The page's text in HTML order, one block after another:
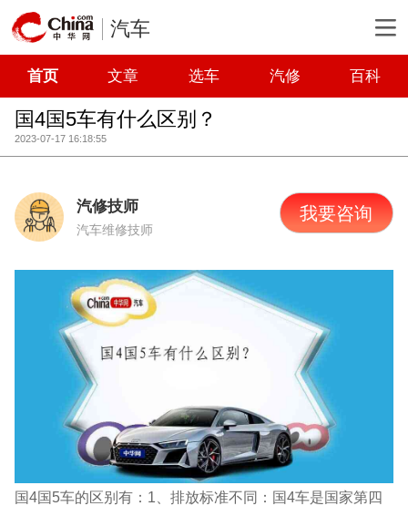
汽车
首页 文章 选车 汽修 百科
国4国5车有什么区别？
2023-07-17 16:18:55
汽修技师
汽车维修技师
我要咨询
国4国5车的区别有：1、排放标准不同：国4车是国家第四